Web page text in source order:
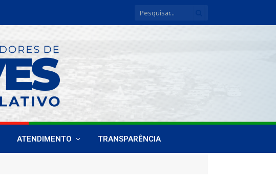
ATENDIMENTO TRANSPARÊNCIA